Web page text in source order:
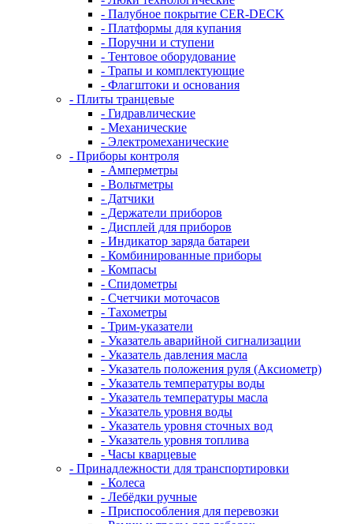
- Палубное покрытие CER-DECK
- Платформы для купания
- Поручни и ступени
- Тентовое оборудование
- Трапы и комплектующие
- Флагштоки и основания
- Плиты транцевые
- Гидравлические
- Механические
- Электромеханические
- Приборы контроля
- Амперметры
- Вольтметры
- Датчики
- Держатели приборов
- Дисплей для приборов
- Индикатор заряда батареи
- Комбинированные приборы
- Компасы
- Спидометры
- Счетчики моточасов
- Тахометры
- Трим-указатели
- Указатель аварийной сигнализации
- Указатель давления масла
- Указатель положения руля (Аксиометр)
- Указатель температуры воды
- Указатель температуры масла
- Указатель уровня воды
- Указатель уровня сточных вод
- Указатель уровня топлива
- Часы кварцевые
- Принадлежности для транспортировки
- Колеса
- Лебёдки ручные
- Приспособления для перевозки